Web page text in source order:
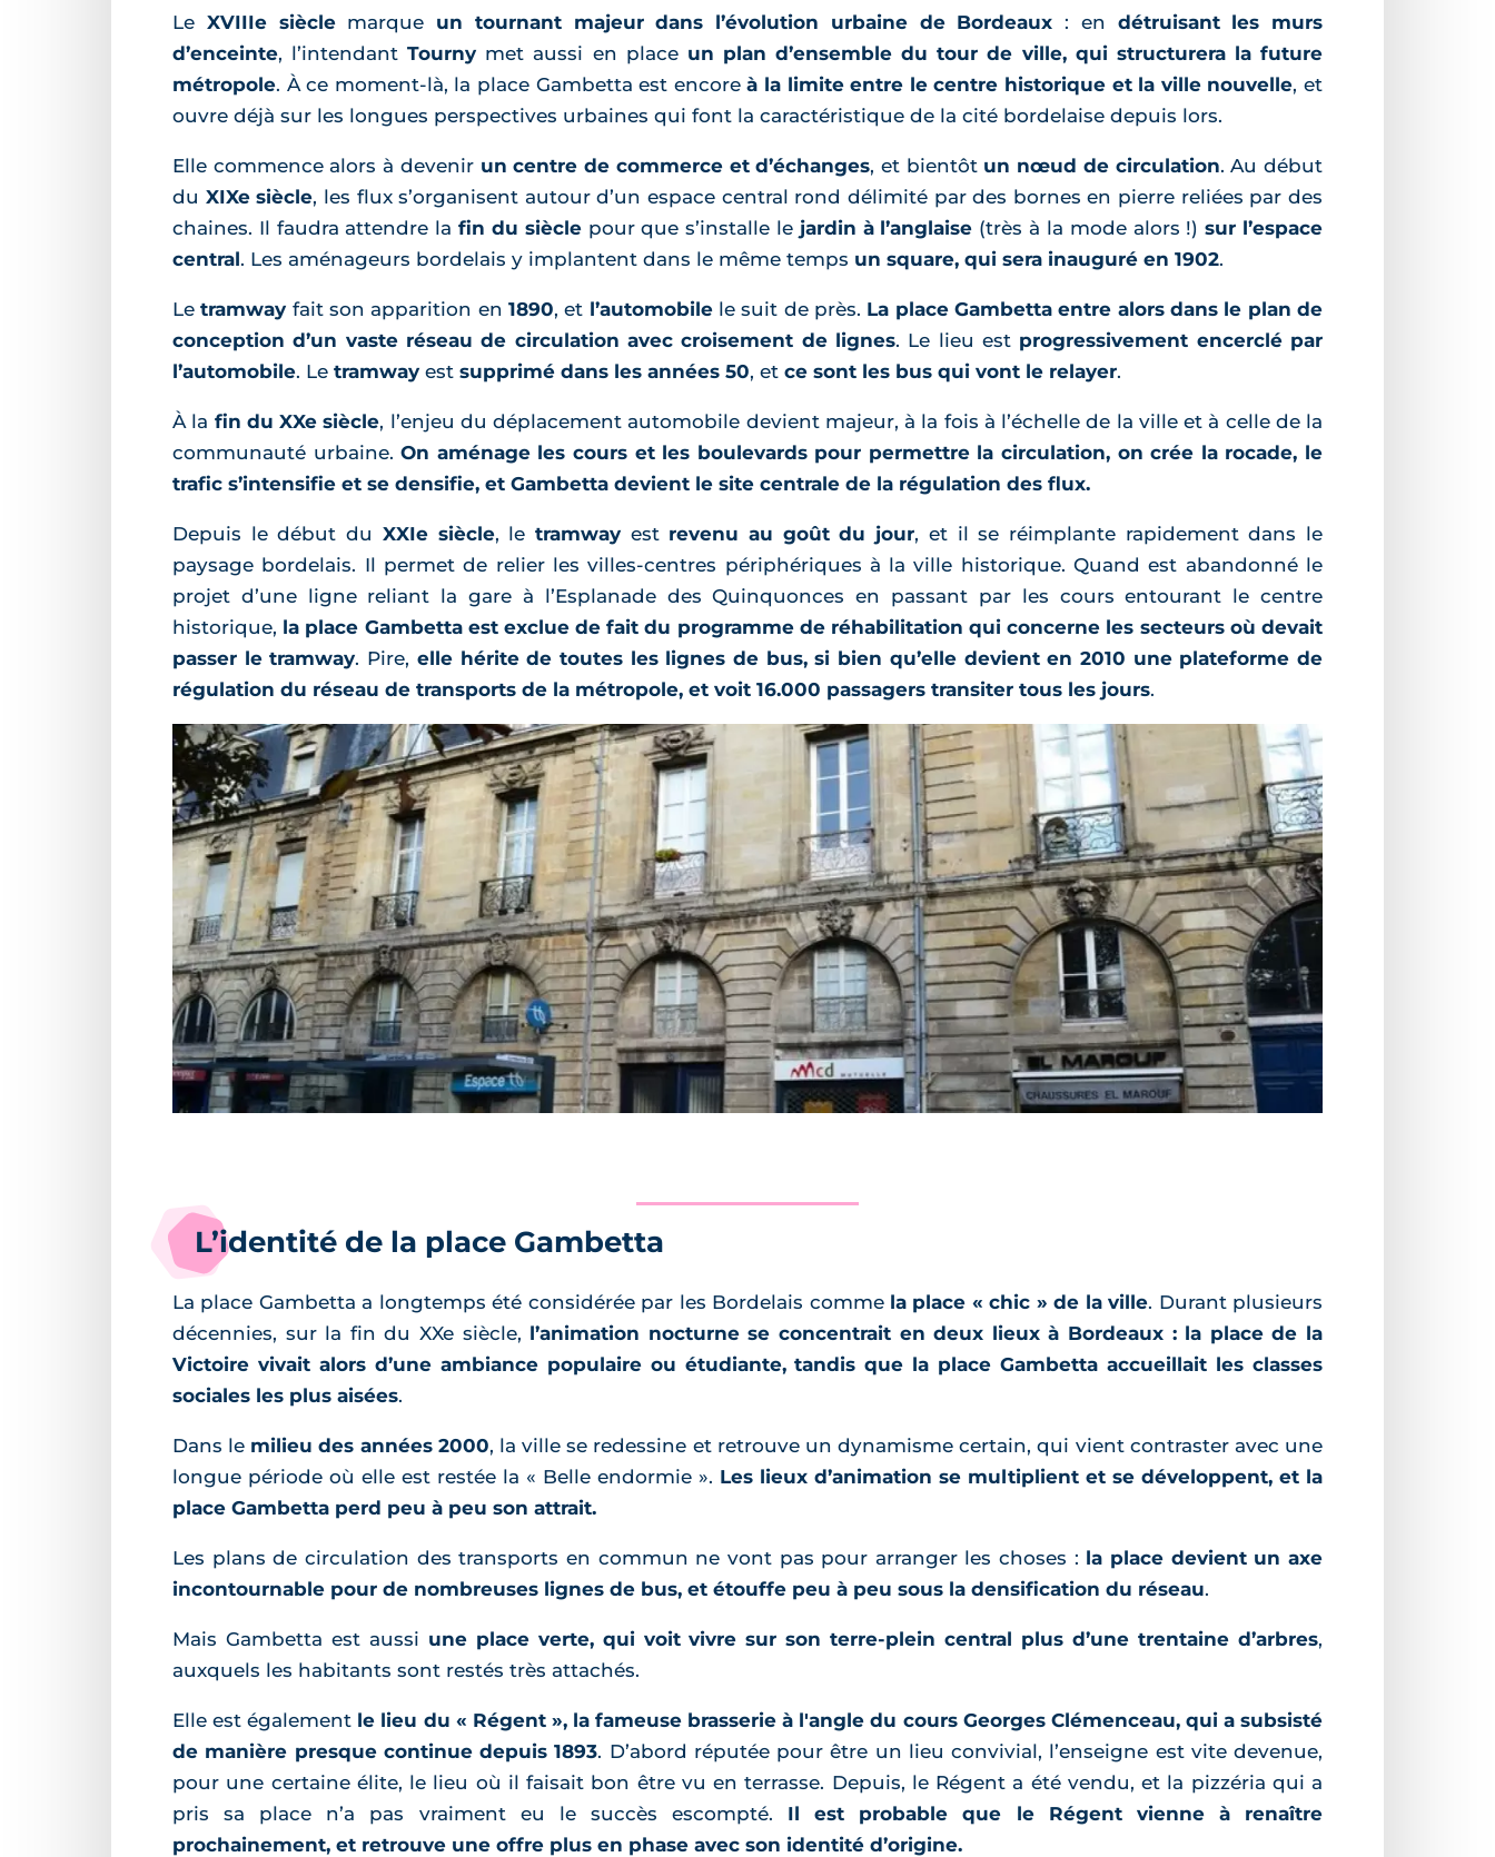
Le XVIIIe sièclemarque un tournant majeur dans l’évolution urbaine de Bordeaux : en détruisant les murs
d’enceinte, l’intendantTourny met aussi en place un plan d’ensemble du tour de ville, qui structurera la future
métropole. À ce moment-là, la place Gambetta est encoreà la limite entre le centre historique et la ville nouvelle, et
ouvre déjà sur les longues perspectives urbaines qui font la caractéristique de la cité bordelaise depuis lors.
Elle commence alors à devenir un centre de commerce et d’échanges, et bientôtun nœud de circulation. Au début
du XIXe siècle, les flux s’organisent autour d’un espace central rond délimité par des bornes en pierre reliées par des
chaines. Il faudra attendre lafin du sièclepour que s’installe le jardin à l’anglaise (très à la mode alors !)sur l’espace
central. Les aménageurs bordelais y implantent dans le même temps un square, qui sera inauguré en 1902.
Letramway fait son apparition en1890, et l’automobilele suit de près. La place Gambetta entre alors dans le plan de
conception d’un vaste réseau de circulation avec croisement de lignes. Le lieu est progressivement encerclé par
l’automobile. Le tramway est supprimé dans les années 50, et ce sont les bus qui vont le relayer.
À la fin du XXe siècle, l’enjeu du déplacement automobile devient majeur, à la fois à l’échelle de la ville et à celle de la
communauté urbaine.On aménage les cours et les boulevards pour permettre la circulation, on crée la rocade, le
trafic s’intensifie et se densifie, et Gambetta devient le site centrale de la régulation des flux.
Depuis le début du XXIe siècle, le tramwayest revenu au goût du jour, et il se réimplante rapidement dans le
paysage bordelais. Il permet de relier les villes-centres périphériques à la ville historique. Quand est abandonné le
projet d’une ligne reliant la gare à l’Esplanade des Quinquonces en passant par les cours entourant le centre
historique, la place Gambetta est exclue de fait du programme de réhabilitation qui concerne les secteurs où devait
passer le tramway. Pire, elle hérite de toutes les lignes de bus, si bien qu’elle devient en 2010 une plateforme de
régulation du réseau de transports de la métropole, et voit 16.000 passagers transiter tous les jours.
L’identité de la place Gambetta
La place Gambetta a longtemps été considérée par les Bordelais comme la place « chic » de la ville. Durant plusieurs
décennies, sur la fin du XXe siècle, l’animation nocturne se concentrait en deux lieux à Bordeaux : la place de la
Victoire vivait alors d’une ambiance populaire ou étudiante, tandis que la place Gambetta accueillait les classes
sociales les plus aisées.
Dans le milieu des années 2000, la ville se redessine et retrouve un dynamisme certain, qui vient contraster avec une
longue période où elle est restée la « Belle endormie ». Les lieux d’animation se multiplient et se développent, et la
place Gambetta perd peu à peu son attrait.
Les plans de circulation des transports en commun ne vont pas pour arranger les choses : la place devient un axe
incontournable pour de nombreuses lignes de bus, et étouffe peu à peu sous la densification du réseau.
Mais Gambetta est aussi une place verte, qui voit vivre sur son terre-plein central plus d’une trentaine d’arbres,
auxquels les habitants sont restés très attachés.
Elle est également le lieu du « Régent », la fameuse brasserie à l'angle du cours Georges Clémenceau, qui a subsisté
de manière presque continue depuis 1893. D’abord réputée pour être un lieu convivial, l’enseigne est vite devenue,
pour une certaine élite, le lieu où il faisait bon être vu en terrasse. Depuis, le Régent a été vendu, et la pizzéria qui a
pris sa place n’a pas vraiment eu le succès escompté. Il est probable que le Régent vienne à renaître
prochainement, et retrouve une offre plus en phase avec son identité d’origine.